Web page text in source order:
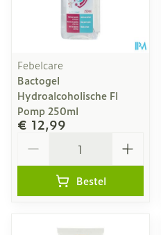
Febelcare
Bactogel
Hydroalcoholische Fl
Pomp 250ml
€ 12,99
Bestel